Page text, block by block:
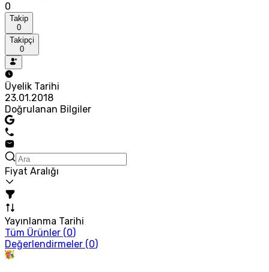
0
Takip
0
Takipçi
0
Üyelik Tarihi
23.01.2018
Doğrulanan Bilgiler
Fiyat Aralığı
Yayınlanma Tarihi
Tüm Ürünler (0)
Değerlendirmeler (0)